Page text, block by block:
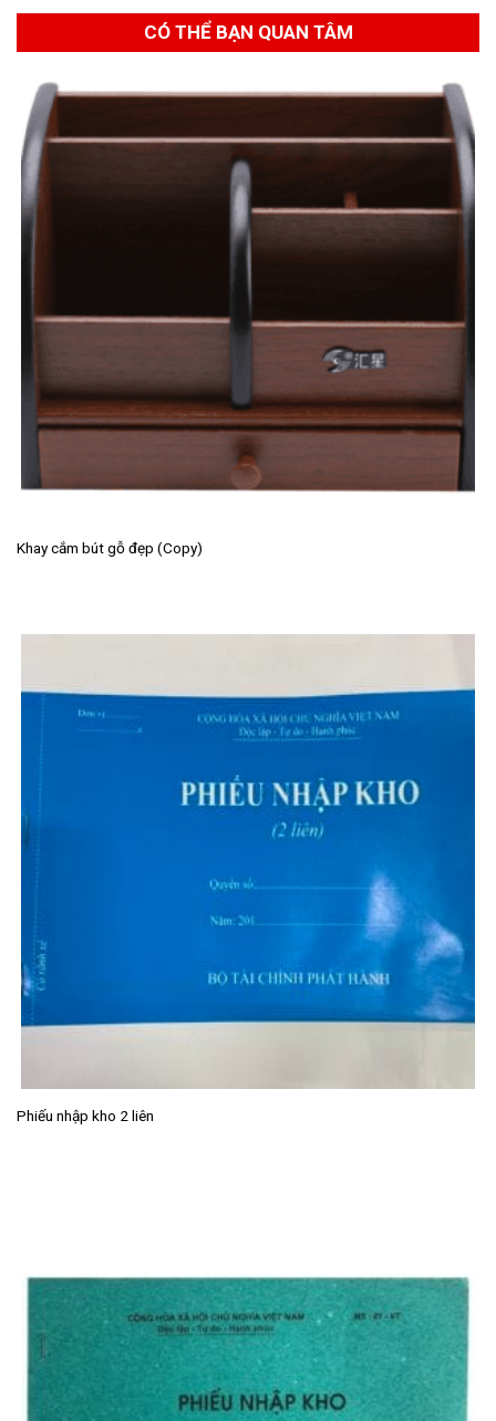
CÓ THỂ BẠN QUAN TÂM
Khay cắm bút gỗ đẹp (Copy)
Phiếu nhập kho 2 liên